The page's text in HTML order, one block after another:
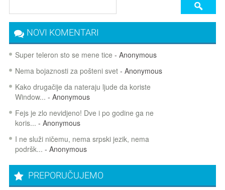
NOVI KOMENTARI
Super teleron sto se mene tice - Anonymous
Nema bojaznosti za pošteni svet- Anonymous
Kako drugačije da nateraju ljude da koriste
Window... - Anonymous
Fejs je zlo nevidjeno! Dve i po godine ga ne
koris... - Anonymous
I ne služi ničemu, nema srpski jezik, nema
podršk... - Anonymous
PREPORUČUJEMO